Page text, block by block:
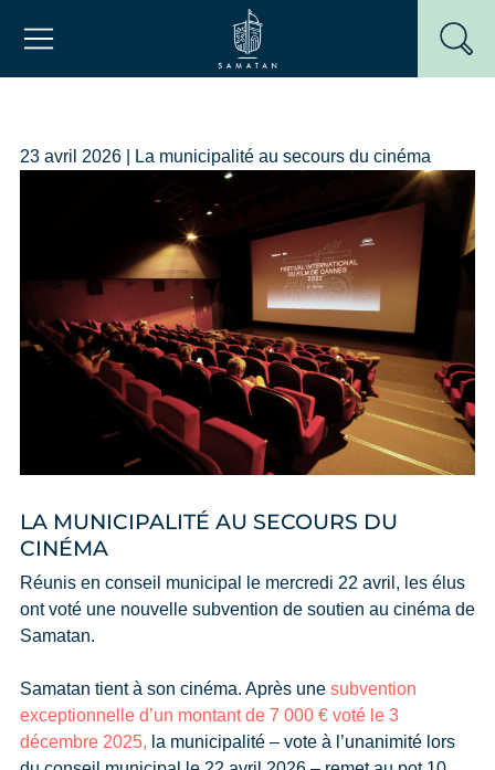
Mairie de Samatan
23 avril 2026 | La municipalité au secours du cinéma
LA MUNICIPALITÉ AU SECOURS DU
CINÉMA
Réunis en conseil municipal le mercredi 22 avril, les élus
ont voté une nouvelle subvention de soutien au cinéma de
Samatan.
Samatan tient à son cinéma. Après une subvention
exceptionnelle d’un montant de 7 000 € voté le 3
décembre 2025, la municipalité – vote à l’unanimité lors